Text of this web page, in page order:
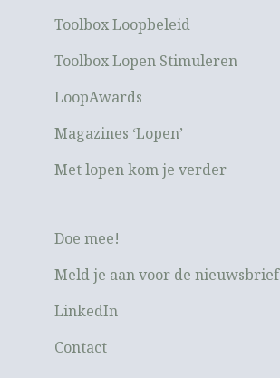
Toolbox Loopbeleid
Toolbox Lopen Stimuleren
LoopAwards
Magazines ‘Lopen’
Met lopen kom je verder
Doe mee!
Meld je aan voor de nieuwsbrief
LinkedIn
Contact